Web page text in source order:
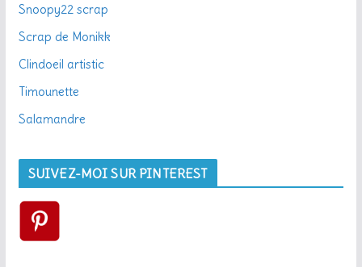
Snoopy22 scrap
Scrap de Monikk
Clindoeil artistic
Timounette
Salamandre
SUIVEZ-MOI SUR PINTEREST